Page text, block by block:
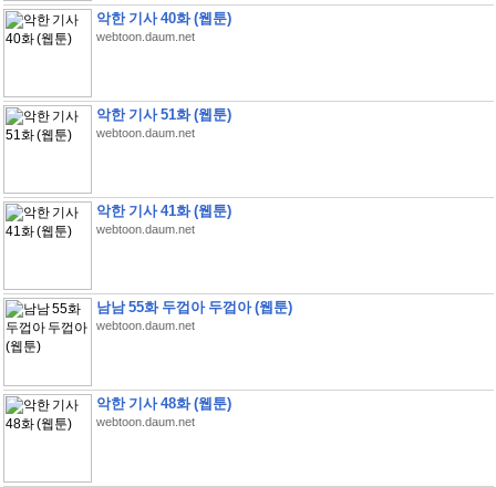
악한 기사 40화 (웹툰)
webtoon.daum.net
악한 기사 51화 (웹툰)
webtoon.daum.net
악한 기사 41화 (웹툰)
webtoon.daum.net
남남 55화 두껍아 두껍아 (웹툰)
webtoon.daum.net
악한 기사 48화 (웹툰)
webtoon.daum.net